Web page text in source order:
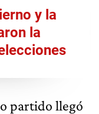
y la
la
partido llegó